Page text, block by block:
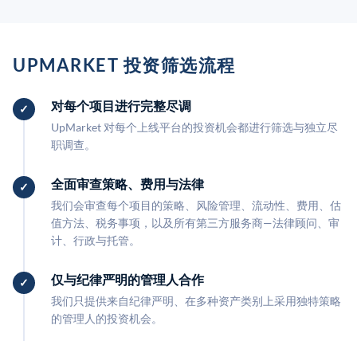
UPMARKET 投资筛选流程
对每个项目进行完整尽调
UpMarket 对每个上线平台的投资机会都进行筛选与独立尽
职调查。
全面审查策略、费用与法律
我们会审查每个项目的策略、风险管理、流动性、费用、估
值方法、税务事项，以及所有第三方服务商—法律顾问、审
计、行政与托管。
仅与纪律严明的管理人合作
我们只提供来自纪律严明、在多种资产类别上采用独特策略
的管理人的投资机会。